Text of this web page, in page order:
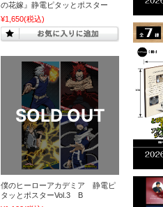
の花嫁』静電ピタッとポスター
¥1,650(税込)
僕のヒーローアカデミア 静電ピ
タッとポスターVol.3 B